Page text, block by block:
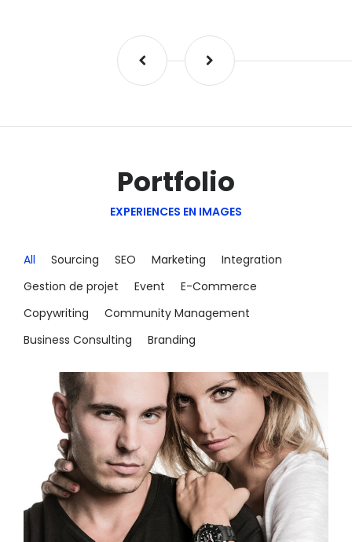
Portfolio
EXPERIENCES EN IMAGES
All Sourcing SEO Marketing
Integration
Gestion de projet
Event
E-Commerce
Copywriting
Community Management
Business Consulting
Branding